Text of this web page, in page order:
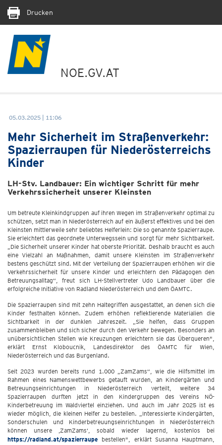
Drucken
NOE.GV.AT
05.03.2025 | 11:06
Mehr Sicherheit im Straßenverkehr:
Spazierraupen für Niederösterreichs
Kinder
LH-Stv. Landbauer: Ein wichtiger Schritt für mehr
Verkehrssicherheit unserer Kleinsten
Um betreute Kleinkindgruppen auf ihren Wegen im Straßenverkehr optimal zu
schützen, setzt man in Niederösterreich auf ein äußerst effektives und bei den
Kleinsten mittlerweile sehr beliebtes Helferlein: Die so genannte Spazierraupe.
Sie erleichtert das geordnete Unterwegssein und sorgt für mehr Sichtbarkeit.
„Die Sicherheit unserer Kinder hat oberste Priorität. Deshalb braucht es auch
eine Vielzahl an Maßnahmen, damit unsere Kleinsten im Straßenverkehr
bestens geschützt sind. Mit der Verteilung der Spazierraupen erhöhen wir die
Verkehrssicherheit für unsere Kinder und erleichtern den Pädagogen den
Betreuungsalltag“, freut sich LH-Stellvertreter Udo Landbauer über die
erfolgreiche Initiative von Radland Niederösterreich und dem ÖAMTC.
Die Spazierraupen sind mit zehn Haltegriffen ausgestattet, an denen sich die
Kinder festhalten können. Zudem erhöhen reflektierende Materialien die
Sichtbarkeit in der dunklen Jahreszeit. „Sie helfen, dass Gruppen
zusammenbleiben und sich sicher durch den Verkehr bewegen. Besonders an
unübersichtlichen Stellen wie Kreuzungen erleichtern sie das Überqueren",
erklärt Ernst Kloboucnik, Landesdirektor des ÖAMTC für Wien,
Niederösterreich und das Burgenland.
Seit 2023 wurden bereits rund 1.000 „ZamZams“, wie die Hilfsmittel im
Rahmen eines Namenswettbewerbs getauft wurden, an Kindergärten und
Betreuungseinrichtungen in Niederösterreich verteilt, weitere 34
Spazierraupen durften jetzt in den Kindergruppen des Vereins NÖ-
Kinderbetreuung im Waldviertel einziehen. Und auch im Jahr 2025 ist es
wieder möglich, die kleinen Helfer zu bestellen. „Interessierte Kindergärten,
Sonderschulen und Kinderbetreuungseinrichtungen in Niederösterreich
können unsere ‚ZamZams‘, sobald wieder lagernd, kostenlos bei
https://radland.at/spazierraupe bestellen", erklärt Susanna Hauptmann,